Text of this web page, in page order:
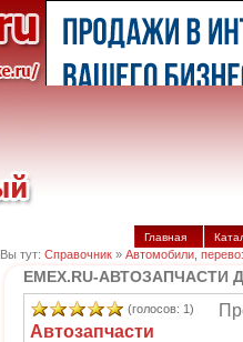
Главная
Вы тут: Справочник » Автомобили,
EMEX.RU-
(голосов: 1)
Автозапчасти